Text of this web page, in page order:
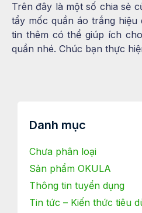
Trên đây là một số chia sẻ
tẩy mốc quần áo trắng
tin thêm có thể giúp ích
quần nhé. Chúc bạn thực
Danh mục
Chưa phân loại
Sản phẩm OKULA
Thông tin tuyển dụng
Tin tức – Kiến thức tiêu